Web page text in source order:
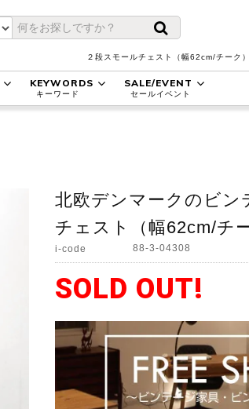
２段スモールチェスト（幅62cm/チーク
KEYWORDS
キーワード
SALE/EVENT
セールイベント
北欧デンマークのビン
チェスト（幅62cm/チ
i-code 88-3-04308
SOLD OUT!